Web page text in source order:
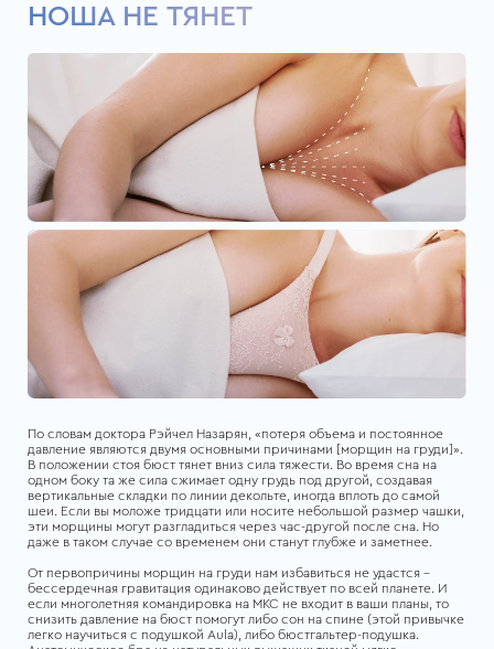
НОША НЕ ТЯНЕТ
По словам доктора Рэйчел Назарян, «потеря объема и постоянное
давление являются двумя основными причинами [морщин на груди]».
В положении стоя бюст тянет вниз сила тяжести. Во время сна на
одном боку та же сила сжимает одну грудь под другой, создавая
вертикальные складки по линии декольте, иногда вплоть до самой
шеи. Если вы моложе тридцати или носите небольшой размер чашки,
эти морщины могут разгладиться через час-другой после сна. Но
даже в таком случае со временем они станут глубже и заметнее.
От первопричины морщин на груди нам избавиться не удастся –
бессердечная гравитация одинаково действует по всей планете. И
если многолетняя командировка на МКС не входит в ваши планы, то
снизить давление на бюст помогут либо сон на спине (этой привычке
легко научиться с подушкой Aula), либо бюстгальтер-подушка.